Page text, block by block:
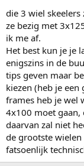
die 3 wiel
ze bezig met
ik me af.
Het best kun je je
enigszins in de
tips geven maar
kiezen (heb je
frames heb je wel
4x100 moet gaan,
daarvan zal niet
de grootste
fatsoenlijk